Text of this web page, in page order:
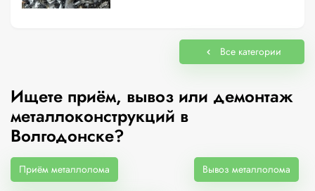
Все категории
Ищете приём, вывоз или демонтаж
металлоконструкций в
Волгодонске?
Приём металлолома Вывоз металлолома